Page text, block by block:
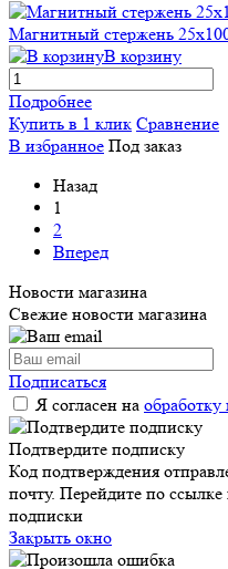
Магнитный стержень
В корзину
Подробнее
Купить в 1 клик Сравнение
В избранное Под заказ
Назад
1
2
Вперед
Новости магазина
Свежие новости магазина
Подписаться
Я согласен на
Подтвердите подписку
Код подтверждения
почту. Перейдите по
подписки
Закрыть окно